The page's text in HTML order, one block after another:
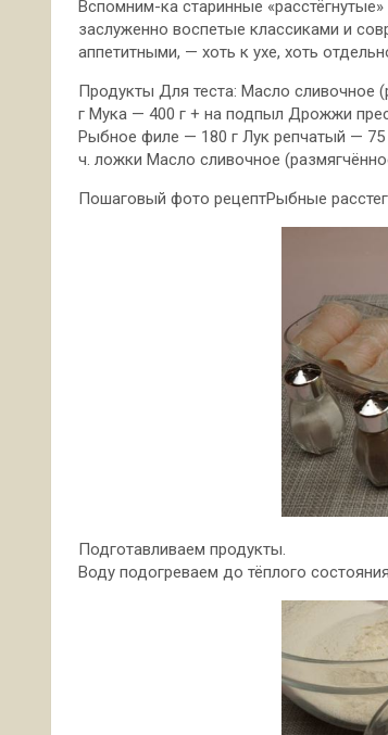
Вспомним-ка старинные
заслуженно воспетые классиками и
аппетитными, — хоть к ухе, хоть
Продукты Для теста: Масло сливочное
г Мука — 400 г + на подпыл Дрожжи
Рыбное филе — 180 г Лук репчатый —
ч. ложки Масло сливочное
Пошаговый фото рецептРыбные
Подготавливаем продукты.
Воду подогреваем до тёплого